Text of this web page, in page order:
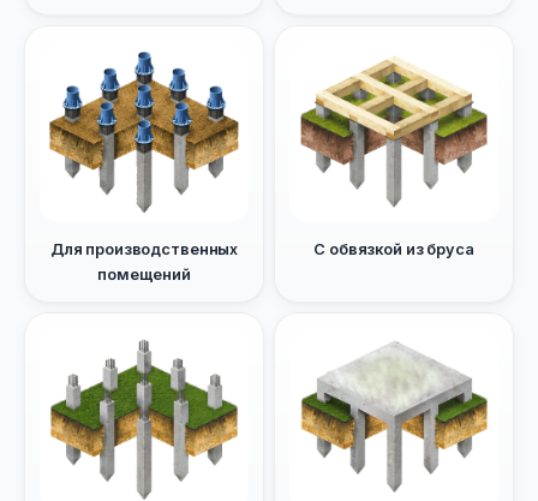
Для производственных
помещений
С обвязкой из бруса